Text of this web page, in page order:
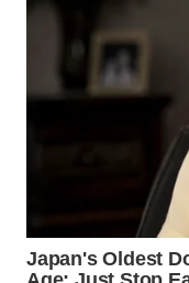
PURWAKARTA